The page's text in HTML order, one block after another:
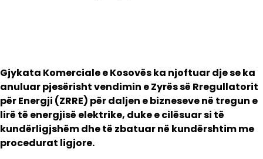
Gjykata Komerciale e Kosovës ka njoftuar dje se ka
anuluar pjesërisht vendimin e Zyrës së Rregullatorit
për Energji (ZRRE) për daljen e bizneseve në tregun e
lirë të energjisë elektrike, duke e cilësuar si të
kundërligjshëm dhe të zbatuar në kundërshtim me
procedurat ligjore.